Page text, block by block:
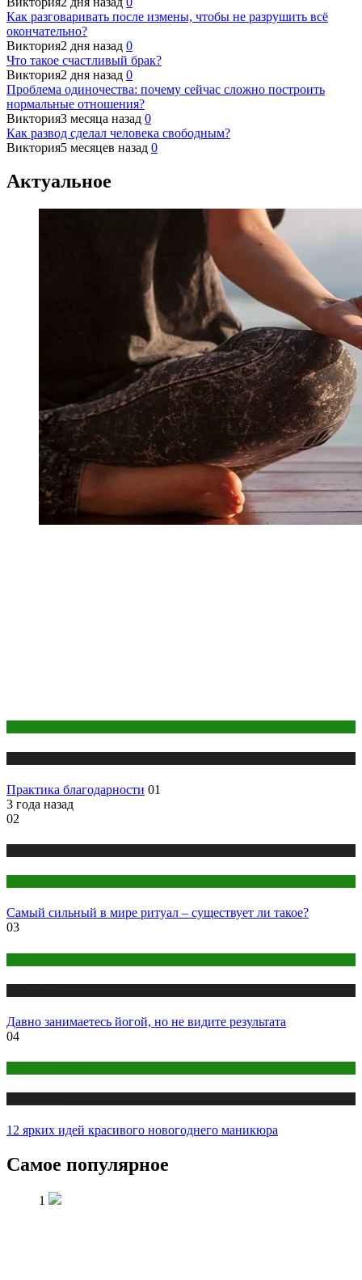
Как разговаривать после измены, чтобы не разрушить всё
окончательно?
Виктория2 дня назад 0
Что такое счастливый брак?
Виктория2 дня назад 0
Проблема одиночества: почему сейчас сложно построить
нормальные отношения?
Виктория3 месяца назад 0
Как развод сделал человека свободным?
Виктория5 месяцев назад 0
Актуальное
Практика благодарности 01
3 года назад
02
Самый сильный в мире ритуал – существует ли такое?
03
Давно занимаетесь йогой, но не видите результата
04
12 ярких идей красивого новогоднего маникюра
Самое популярное
1